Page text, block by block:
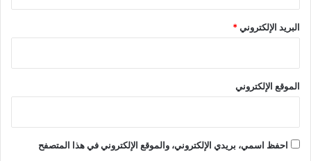
البريد الإلكتروني*
الموقع الإلكتروني
احفظ اسمي، بريدي الإلكتروني، والموقع الإلكتروني في هذا المتصفح